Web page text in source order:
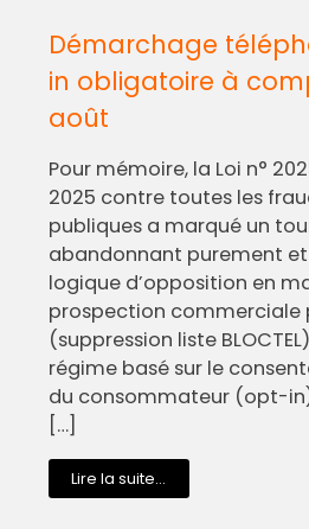
Démarchage
in obligatoire à
août
Pour mémoire, la Loi n°
2025 contre toutes les
publiques a marqué un
abandonnant purement
logique d’opposition en
prospection commerciale
(suppression liste
régime basé sur le
du consommateur (opt-
[…]
Lire la suite...